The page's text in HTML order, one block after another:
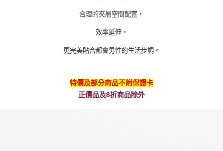
合理的夾層空間配置，
效率延伸，
更完美貼合都會男性的生活步調。
特價及部分商品不附保證卡
正價品及8折商品除外